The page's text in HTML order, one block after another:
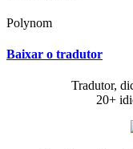
Polynom
Baixar o tradutor
Tradutor,
20+